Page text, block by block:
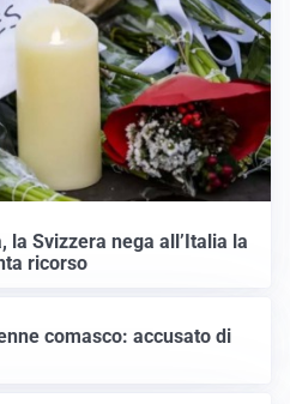
la Svizzera nega all’Italia la
ricorso
comasco: accusato di